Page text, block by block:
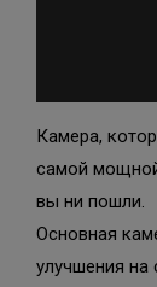
Камера,
самой
вы ни пошли.
Основная
улучшения на